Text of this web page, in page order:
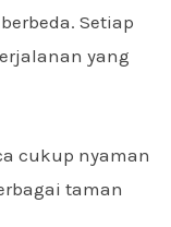
Setiap
yang
cukup nyaman
taman